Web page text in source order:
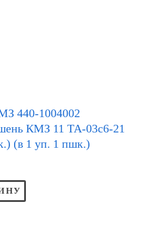
440-1004002
КМЗ 11 ТА-03с6-21
(в 1 уп. 1 пшк.)